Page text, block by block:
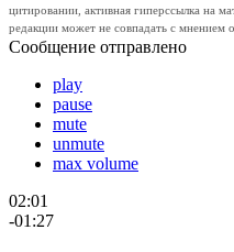
цитировании, активная гиперссылка на
редакции может не совпадать с мнением
Сообщение отправлено
play
pause
mute
unmute
max volume
02:01
-01:27